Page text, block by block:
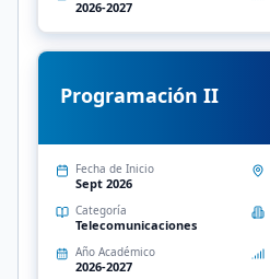
2026-2027
Programación II
Fecha de Inicio
Sept 2026
Categoría
Telecomunicaciones
Año Académico
2026-2027